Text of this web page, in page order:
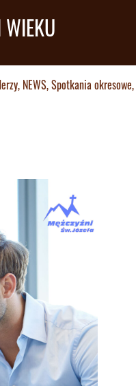
, NEWS,Spotkania okresowe,